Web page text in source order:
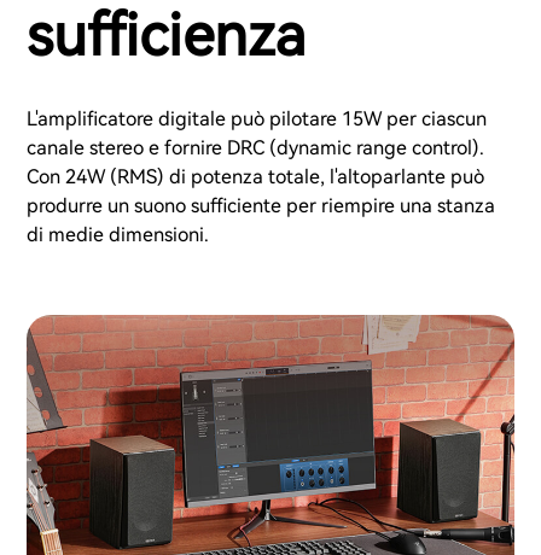
sufficienza
L'amplificatore digitale può pilotare 15W per ciascun
canale stereo e fornire DRC (dynamic range control).
Con 24W (RMS) di potenza totale, l'altoparlante può
produrre un suono sufficiente per riempire una stanza
di medie dimensioni.